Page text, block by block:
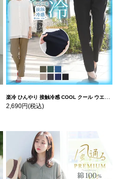
楽冷 ひんやり 接触冷感 COOL クール ウエストゴム 楽ちん ストレッチ 美脚 レギパン 【ストレッチ】 | 大きいサイズの通販ならハッピーマリリン
2,690円(税込)